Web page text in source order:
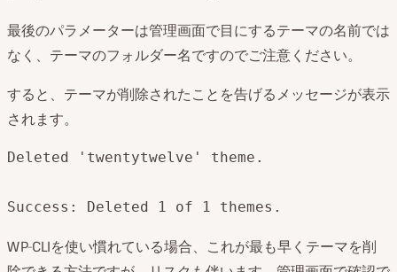
最後のパラメーターは管理画面で目にするテーマの名前では
なく、テーマのフォルダー名ですのでご注意ください。
すると、テーマが削除されたことを告げるメッセージが表示
されます。
Deleted 'twentytwelve' theme.
Success: Deleted 1 of 1 themes.
WP-CLIを使い慣れている場合、これが最も早くテーマを削